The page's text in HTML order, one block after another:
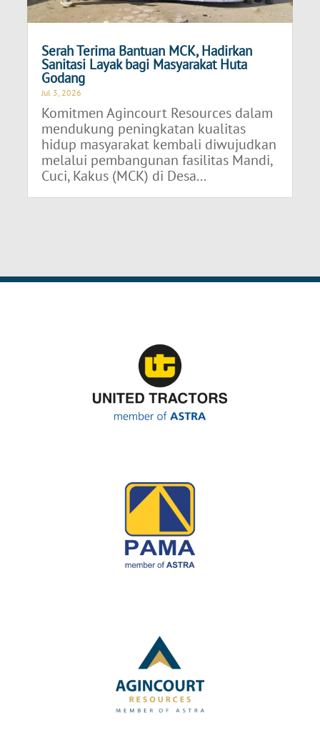
Serah Terima Bantuan MCK, Hadirkan
Sanitasi Layak bagi Masyarakat Huta
Godang
Jul 3, 2026
Komitmen Agincourt Resources dalam
mendukung peningkatan kualitas
hidup masyarakat kembali diwujudkan
melalui pembangunan fasilitas Mandi,
Cuci, Kakus (MCK) di Desa...